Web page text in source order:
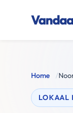
Home /
LOKAAL